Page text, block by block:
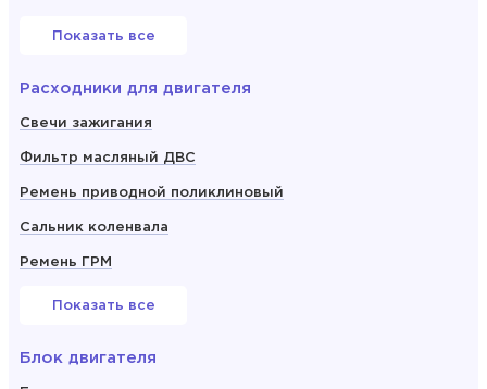
Показать все
Расходники для двигателя
Свечи зажигания
Фильтр масляный ДВС
Ремень приводной поликлиновый
Сальник коленвала
Ремень ГРМ
Показать все
Блок двигателя